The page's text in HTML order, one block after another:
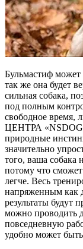
Бульмастиф
так же она будет
сильная собака,
под полным
свободное время,
ЦЕНТРА
природные
значительно
того, ваша собака
потому что
легче. Весь
напряженным как
результаты будут
можно проводить
повседневную
удобно может